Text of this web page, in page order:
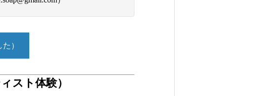
）
スト体験）